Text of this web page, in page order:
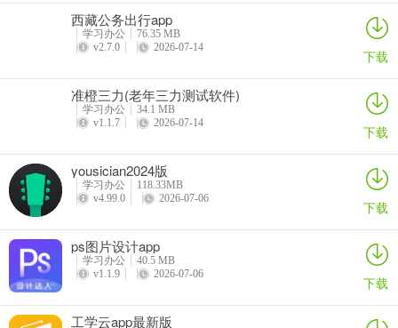
**问题5：是否有远程会议功能？**
答：有全新的远程会议，支持多地区远程开会，高清音质，开会更方
西藏公务出行app
学习办公
76.35 MB
v2.7.0
2026-07-14 下载
准橙三力(老年三力测试软件)
学习办公
34.1 MB
v1.1.7
2026-07-14 下载
yousician2024版
学习办公
118.33MB
v4.99.0
2026-07-06 下载
ps图片设计app
学习办公
40.5 MB
v1.1.9
2026-07-06 下载
工学云app最新版